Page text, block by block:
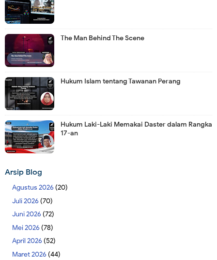
The Man Behind The Scene
Hukum Islam tentang Tawanan Perang
Hukum Laki-Laki Memakai Daster dalam Rangka
17-an
Arsip Blog
Agustus 2026 (20)
Juli 2026 (70)
Juni 2026 (72)
Mei 2026 (78)
April 2026 (52)
Maret 2026 (44)